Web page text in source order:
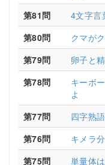
第81問 4文字言
第80問
クマが
第79問
卵子と
第78問
キーボ
よ
第77問 四字熟
第76問
キメラ
第75問
単量体